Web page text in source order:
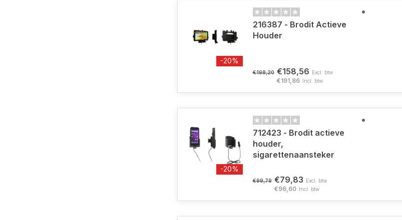
-20%
216387 - Brodit Actieve
Houder
€198,20 €158,56 Excl. btw
€191,86 Incl. btw
-20%
712423 - Brodit actieve
houder,
sigarettenaansteker
€99,79 €79,83 Excl. btw
€96,60 Incl. btw